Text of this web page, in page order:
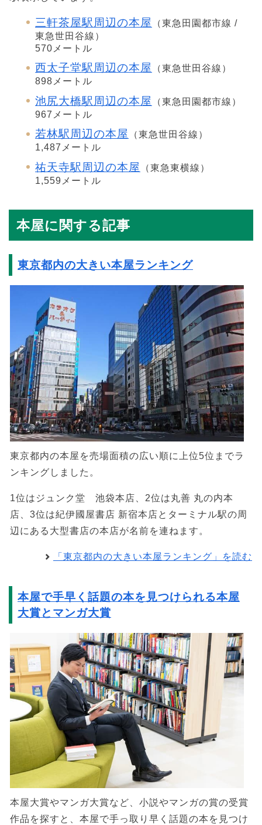
三軒茶屋駅周辺の本屋
（東急田園都市線 /
東急世田谷線）
570メートル
西太子堂駅周辺の本屋
（東急世田谷線）
898メートル
池尻大橋駅周辺の本屋
（東急田園都市線）
967メートル
若林駅周辺の本屋
（東急世田谷線）
1,487メートル
祐天寺駅周辺の本屋
（東急東横線）
1,559メートル
本屋に関する記事
東京都内の大きい本屋ランキング
東京都内の本屋を売場面積の広い順に上位5位までラ
ンキングしました。
1位はジュンク堂 池袋本店、2位は丸善 丸の内本
店、3位は紀伊國屋書店 新宿本店とターミナル駅の周
辺にある大型書店の本店が名前を連ねます。
「東京都内の大きい本屋ランキング」を読む
本屋で手早く話題の本を見つけられる本屋
大賞とマンガ大賞
本屋大賞やマンガ大賞など、小説やマンガの賞の受賞
作品を探すと、本屋で手っ取り早く話題の本を見つけ